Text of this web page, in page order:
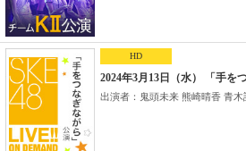
HD
2024年3月13日（水） 「手を
出演者：鬼頭未来 熊崎晴香 青木